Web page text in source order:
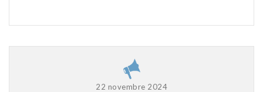
22 novembre 2024